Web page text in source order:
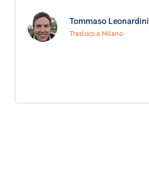
Tommaso Leonardini
Trasloco a Milano